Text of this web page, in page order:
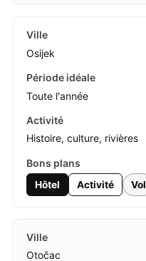
Osijek
Toute l'année
Histoire, culture, rivières
Hôtel Activité Vol
Otočac